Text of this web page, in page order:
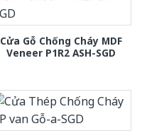
Cửa Gỗ Chống Cháy MDF
Veneer P1R2 ASH-SGD